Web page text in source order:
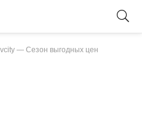
— Сезон выгодных цен